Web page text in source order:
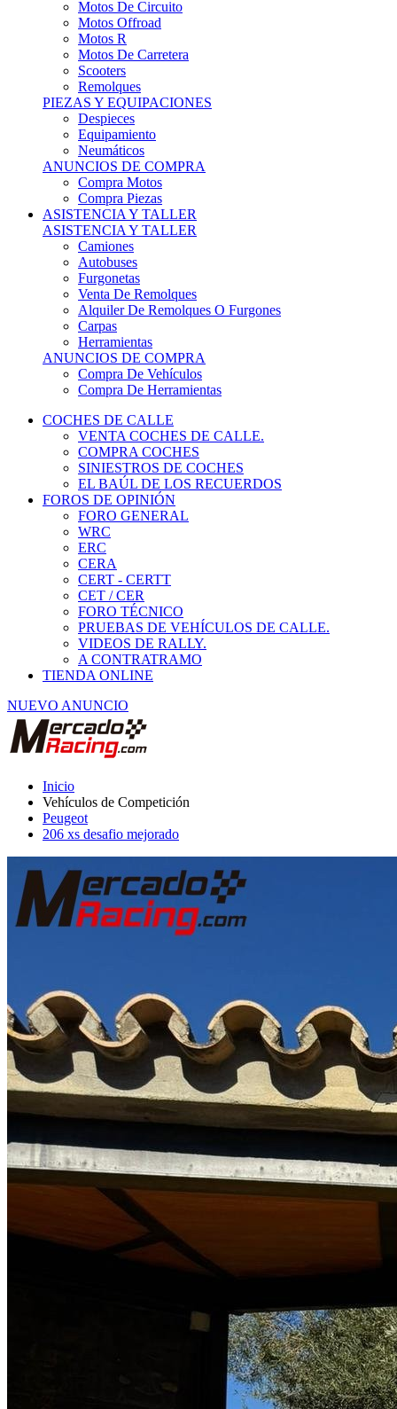
Motos R
Motos De Carretera
Scooters
Remolques
PIEZAS Y EQUIPACIONES
Despieces
Equipamiento
Neumáticos
ANUNCIOS DE COMPRA
Compra Motos
Compra Piezas
ASISTENCIA Y TALLER
ASISTENCIA Y TALLER
Camiones
Autobuses
Furgonetas
Venta De Remolques
Alquiler De Remolques O Furgones
Carpas
Herramientas
ANUNCIOS DE COMPRA
Compra De Vehículos
Compra De Herramientas
COCHES DE CALLE
VENTA COCHES DE CALLE.
COMPRA COCHES
SINIESTROS DE COCHES
EL BAÚL DE LOS RECUERDOS
FOROS DE OPINIÓN
FORO GENERAL
WRC
ERC
CERA
CERT - CERTT
CET / CER
FORO TÉCNICO
PRUEBAS DE VEHÍCULOS DE CALLE.
VIDEOS DE RALLY.
A CONTRATRAMO
TIENDA ONLINE
NUEVO ANUNCIO
Vehículos de Competición
Peugeot
206 xs desafio mejorado